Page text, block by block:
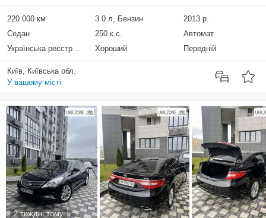
220 000 км 3.0 л, Бензин
2013 р.
Седан
250 к.с.
Автомат
Українська реєстрація
Хороший Передній
Київ, Київська обл.
У вашому місті
2 тиждні тому